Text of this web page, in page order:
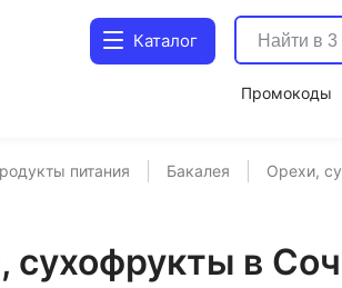
Каталог
Промокоды
питания Бакалея Орехи,
сухофрукты в